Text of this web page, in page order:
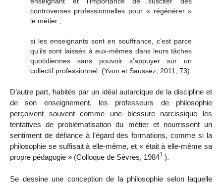
controverses professionnelles pour « régénérer »
le métier;
si les enseignants sont en souffrance, c’est parce
qu’ils sont laissés à eux-mêmes dans leurs tâches
quotidiennes sans pouvoir s’appuyer sur un
collectif professionnel. (Yvon et Saussez, 2011, 73)
D’autre part, habités par un idéal autarcique de la discipline et
de son enseignement, les professeurs de philosophie
perçoivent souvent comme une blessure narcissique les
tentatives de problématisation du métier et nourrissent un
sentiment de défiance à l’égard des formations, comme si la
philosophie se suffisait à elle-même, et « était à elle-même sa
propre pédagogie » (Colloque de Sèvres, 19841 ).
Se dessine une conception de la philosophie selon laquelle